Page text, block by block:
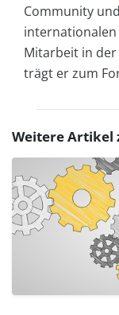
Community
internationalen
Mitarbeit in der
trägt er zum
Weitere Artikel